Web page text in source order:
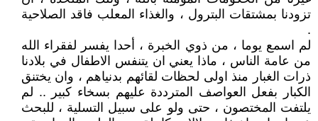
تزودنا بمشتقات البترول ، والغذاء المعلب فاقد الصلاحية
.
لم اسمع يوما ، من ذوي الخبرة ، أحدا يفسر لفقراء الله
من عامة الناس ، ماذا يعني ان يتنفس الاطفال في بلادنا
ذرات الغبار منذ اولى لحظات لقائهم بدنياهم ، وان يختنق
الكبار بفعل العواصف المترددة عليهم بسخاء كبير .. لم
يلتفت المختصون ، حتى ولو على سبيل التسلية ، للبحث